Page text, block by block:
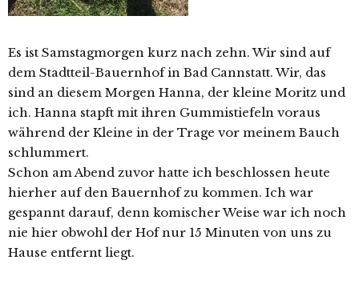
Es ist Samstagmorgen kurz nach zehn. Wir sind auf
dem Stadtteil-Bauernhof in Bad Cannstatt. Wir, das
sind an diesem Morgen Hanna, der kleine Moritz und
ich. Hanna stapft mit ihren Gummistiefeln voraus
während der Kleine in der Trage vor meinem Bauch
schlummert.
Schon am Abend zuvor hatte ich beschlossen heute
hierher auf den Bauernhof zu kommen. Ich war
gespannt darauf, denn komischer Weise war ich noch
nie hier obwohl der Hof nur 15 Minuten von uns zu
Hause entfernt liegt.